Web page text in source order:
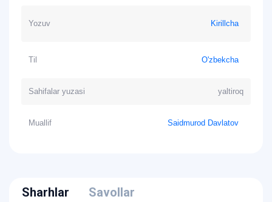
Yozuv Kirillcha
Til O'zbekcha
Sahifalar yuzasi yaltiroq
Muallif Saidmurod Davlatov
Sharhlar Savollar